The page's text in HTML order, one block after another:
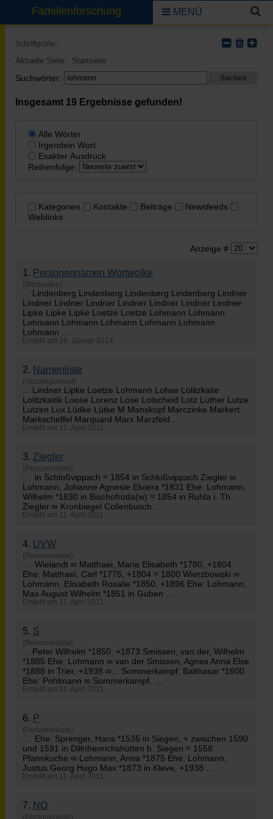
Familienforschung MENÜ
Schriftgröße:
Aktuelle Seite: Startseite
Suchwörter: Suchen
Insgesamt 19 Ergebnisse gefunden!
Alle Wörter
Irgendein Wort
Exakter Ausdruck
Reihenfolge:
Kategorien Kontakte Beiträge
Newsfeeds
Weblinks
Anzeige #
1. Personennamen Wortwolke
(Wortwolke)
... Lindenberg Lindenberg Lindenberg Lindenberg Lindner
Lindner Lindner Lindner Lindner Lindner Lindner Lindner
Lipke Lipke Lipke Loetze Loetze Lohmann Lohmann
Lohmann Lohmann Lohmann Lohmann Lohmann
Lohmann ...
Erstellt am 26. Januar 2014
2. Namenliste
(Uncategorised)
... Lindner Lipke Loetze Lohmann Lohse Lolitzkaite
Lolitzkaitik Loose Lorenz Lose Lotscheid Lotz Luther Lutze
Lutzen Lux Lüdke Lütke M Manskopf Marczinke Markert
Markscheffel Marquard Marx Marzfeld ...
Erstellt am 12. April 2011
3. Ziegler
(Personenliste)
... in Schloßvippach ≈ 1854 in Schloßvippach Ziegler ∞
Lohmann , Johanne Agnesie Elviera *1831 Ehe: Lohmann,
Wilhelm *1830 in Bischofroda(w) ≈ 1854 in Ruhla i. Th.
Ziegler ∞ Kronbiegel Collenbusch ...
Erstellt am 11. April 2011
4. UVW
(Personenliste)
... Wielandt ∞ Matthaei, Maria Elisabeth *1780, +1804
Ehe: Matthaei, Carl *1775, +1804 ≈ 1800 Wierzbowski ∞
Lohmann , Elisabeth Rosalie *1850, +1896 Ehe: Lohmann,
Max August Wilhelm *1851 in Guben ...
Erstellt am 11. April 2011
5. S
(Personenliste)
... Peter Wilhelm *1850, +1873 Smissen, van der, Wilhelm
*1885 Ehe: Lohmann ∞ van der Smissen, Agnes Anna Else
*1888 in Trier, +1938 ∞... Sommerkampf, Balthasar *1600
Ehe: Pohlmann ∞ Sommerkampf, ...
Erstellt am 11. April 2011
6. P
(Personenliste)
... Ehe: Sprenger, Hans *1535 in Siegen, + zwischen 1590
und 1591 in Dillnhenrichshütten b. Siegen ≈ 1558
Pfannkuche ∞ Lohmann , Anna *1875 Ehe: Lohmann,
Justus Georg Hugo Max *1873 in Kleve, +1938 ...
Erstellt am 11. April 2011
7. NO
(Personenliste)